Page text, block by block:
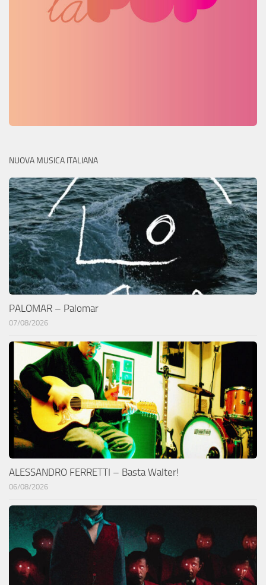
NUOVA MUSICA ITALIANA
PALOMAR – Palomar
07/08/2026
ALESSANDRO FERRETTI – Basta Walter!
06/08/2026